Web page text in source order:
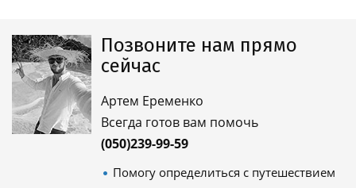
Позвоните нам прямо
сейчас
Артем Еременко
Всегда готов вам помочь
(050)239-99-59
Помогу определиться с путешествием